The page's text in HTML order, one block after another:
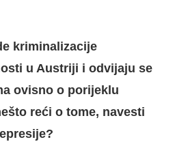
kriminalizacije
u Austriji i odvijaju se
ovisno o porijeklu
reći o tome, navesti